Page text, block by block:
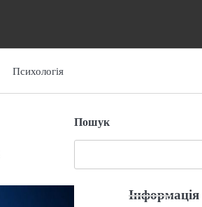
Психологія
Пошук
Інформація